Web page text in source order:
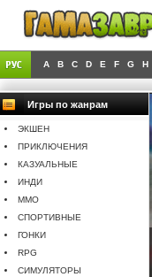
A B C D E F G H
Игры по жанрам
ЭКШЕН
ПРИКЛЮЧЕНИЯ
КАЗУАЛЬНЫЕ
ИНДИ
MMO
СПОРТИВНЫЕ
ГОНКИ
RPG
СИМУЛЯТОРЫ